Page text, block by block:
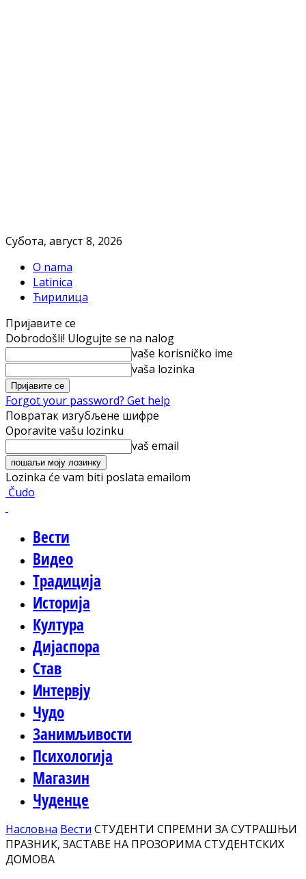
Субота, август 8, 2026
O nama
Latinica
Ћирилица
Пријавите се
Dobrodošli! Ulogujte se na nalog
vaše korisničko ime
vaša lozinka
Forgot your password? Get help
Повратак изгубљене шифре
Oporavite vašu lozinku
vaš email
Lozinka će vam biti poslata emailom
Čudo
Вести
Видео
Традиција
Историја
Култура
Дијаспора
Став
Интервју
Чудо
Занимљивости
Психологија
Магазин
Чуденце
Насловна Вести СТУДЕНТИ СПРЕМНИ ЗА СУТРАШЊИ
ПРАЗНИК, ЗАСТАВЕ НА ПРОЗОРИМА СТУДЕНТСКИХ
ДОМОВА